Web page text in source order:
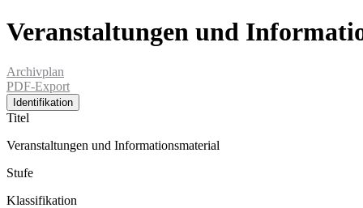
Veranstaltungen und
Archivplan
PDF-Export
Identifikation
Titel
Veranstaltungen und Informationsmaterial
Stufe
Klassifikation